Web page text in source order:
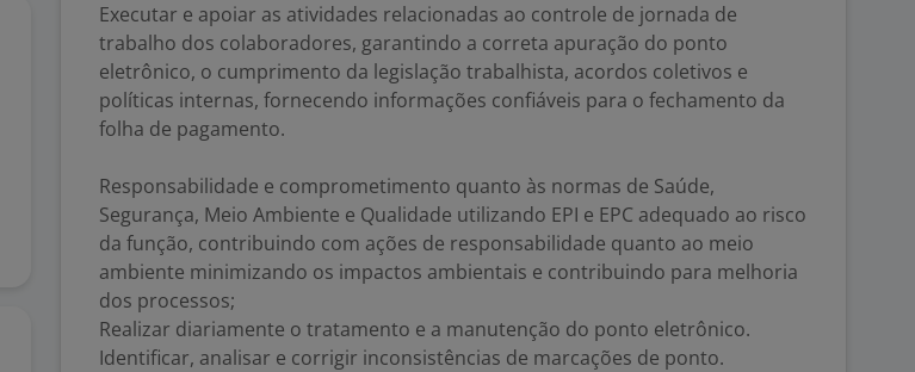
Executar e apoiar as atividades relacionadas ao controle de jornada de
trabalho dos colaboradores, garantindo a correta apuração do ponto
eletrônico, o cumprimento da legislação trabalhista, acordos coletivos e
políticas internas, fornecendo informações confiáveis para o fechamento da
folha de pagamento.
Responsabilidade e comprometimento quanto às normas de Saúde,
Segurança, Meio Ambiente e Qualidade utilizando EPI e EPC adequado ao risco
da função, contribuindo com ações de responsabilidade quanto ao meio
ambiente minimizando os impactos ambientais e contribuindo para melhoria
dos processos;
Realizar diariamente o tratamento e a manutenção do ponto eletrônico.
Identificar, analisar e corrigir inconsistências de marcações de ponto.